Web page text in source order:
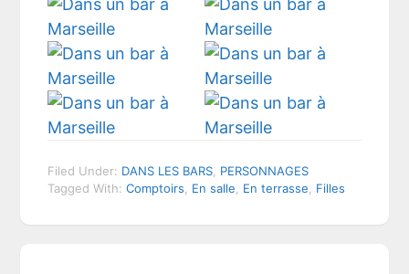
Filed Under: DANS LES BARS, PERSONNAGES
Tagged With:Comptoirs, En salle, En terrasse, Filles